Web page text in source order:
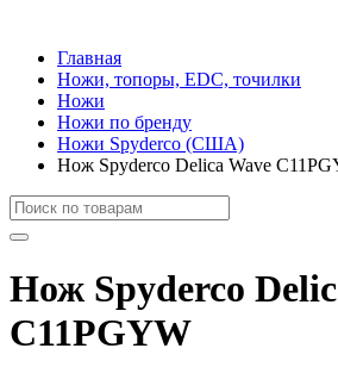
Главная
Ножи, топоры, EDC, точилки
Ножи
Ножи по бренду
Ножи Spyderco (США)
Нож Spyderco Delica Wave
Нож Spyderco
C11PGYW